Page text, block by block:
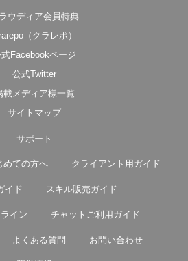
ウディア会員特典
（クラレポ）
Facebookページ
公式Twitter
載メディア様一覧
サイトマップ
サポート
めての方へ クライアント用ガイド
イド スキル販売ガイド
イン チャットご利用ガイド
よくある質問 お問い合わせ